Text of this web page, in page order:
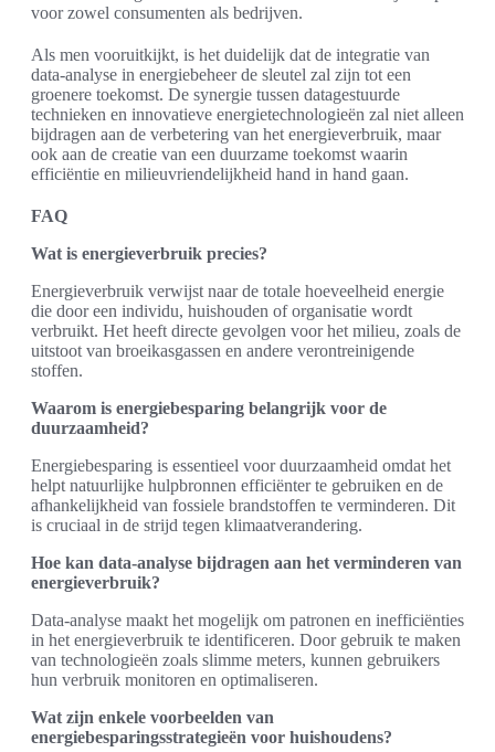
voor zowel consumenten als bedrijven.
Als men vooruitkijkt, is het duidelijk dat de integratie van
data-analyse in energiebeheer de sleutel zal zijn tot een
groenere toekomst. De synergie tussen datagestuurde
technieken en innovatieve energietechnologieën zal niet alleen
bijdragen aan de verbetering van het energieverbruik, maar
ook aan de creatie van een duurzame toekomst waarin
efficiëntie en milieuvriendelijkheid hand in hand gaan.
FAQ
Wat is energieverbruik precies?
Energieverbruik verwijst naar de totale hoeveelheid energie
die door een individu, huishouden of organisatie wordt
verbruikt. Het heeft directe gevolgen voor het milieu, zoals de
uitstoot van broeikasgassen en andere verontreinigende
stoffen.
Waarom is energiebesparing belangrijk voor de
duurzaamheid?
Energiebesparing is essentieel voor duurzaamheid omdat het
helpt natuurlijke hulpbronnen efficiënter te gebruiken en de
afhankelijkheid van fossiele brandstoffen te verminderen. Dit
is cruciaal in de strijd tegen klimaatverandering.
Hoe kan data-analyse bijdragen aan het verminderen van
energieverbruik?
Data-analyse maakt het mogelijk om patronen en inefficiënties
in het energieverbruik te identificeren. Door gebruik te maken
van technologieën zoals slimme meters, kunnen gebruikers
hun verbruik monitoren en optimaliseren.
Wat zijn enkele voorbeelden van
energiebesparingsstrategieën voor huishoudens?